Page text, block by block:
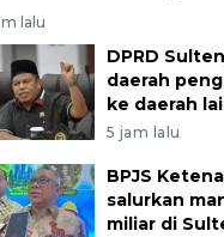
lalu
DPRD
daerah
ke daerah
5 jam lalu
BPJS
salurkan
miliar di